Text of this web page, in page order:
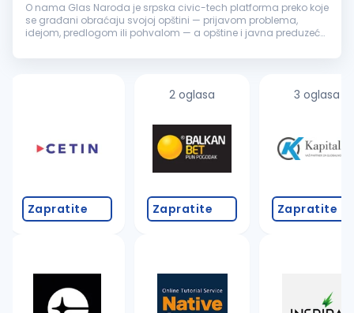
O nama Glas Naroda je srpska civic-tech platforma preko koje
se građani obraćaju svojoj opštini — prijavom problema,
idejom, predlogom ili pohvalom — a opštine i javna preduzeća
usmerava nadl...
Zapratite
2 oglasa
Zapratite
3 oglasa
Zapratite